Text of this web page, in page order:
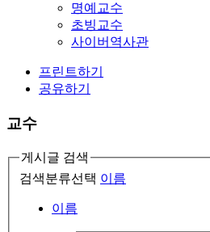
명예교수
초빙교수
사이버역사관
프린트하기
공유하기
교수
게시글 검색
검색분류선택 이름
이름